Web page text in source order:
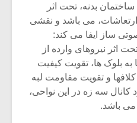
بدنه، تحت اثر
ارتعاشات، می باشد و نقشی
ساز ایفا می کند:
اثر نیروهای وارده از
به بلوک ها، تقویت کیفیت
و تقویت مقاومت لبه
سه زه در این نواحی،
می باشد.